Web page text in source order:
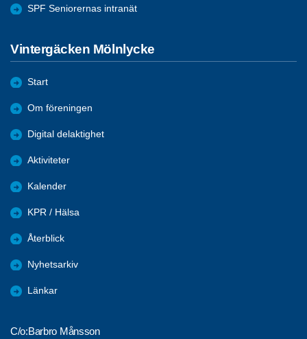
SPF Seniorernas intranät
Vintergäcken Mölnlycke
Start
Om föreningen
Digital delaktighet
Aktiviteter
Kalender
KPR / Hälsa
Återblick
Nyhetsarkiv
Länkar
C/o:Barbro Månsson